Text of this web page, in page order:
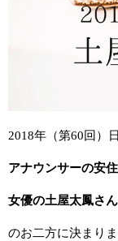
2018年（第60回）
アナウンサーの安
女優の土屋太鳳さん
のお二方に決まりま